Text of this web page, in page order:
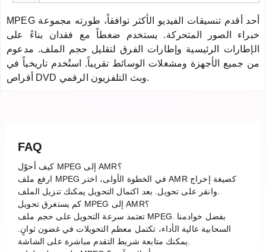
MPEG أحد أقدم تنسيقات الفيديو الأكثر توافقاً، طورته مجموعة
خبراء الصور المتحركة. يستخدم ضغطاً مع فقدان بناءً على
الإطارات الرئيسية وإطارات الفرق لتقليل حجم الملف. مدعوم
من جميع الأجهزة ومشغلات الوسائط تقريباً. استُخدم تاريخياً في
أقراص DVD وبث التلفزيون الرقمي.
FAQ
كيف أحوّل MPEG إلى AMR؟
ارفع ملف MPEG في الخطوة الأولى، اختر AMR كصيغة إخراج
كم يستغرق تحويل MPEG إلى AMR؟
تعتمد سرعة التحويل على حجم ملف MPEG. بفضل خوادمنا
السحابية عالية الأداء، تكتمل معظم التحويلات في غضون ثوانٍ.